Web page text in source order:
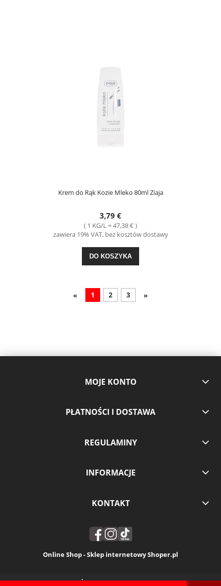
Krem do Rąk Kozie Mleko 80ml Ziaja
3,79 €
( 1 KG/L = 47,38 € )
zawiera 19% VAT, bez kosztów dostawy
DO KOSZYKA
« 1 2 3 »
MOJE KONTO
PŁATNOŚCI I DOSTAWA
REGULAMINY
INFORMACJE
KONTAKT
Online Shop - Sklep internetowy Shoper.pl
POKAŻ PEŁNĄ WERSJĘ STRONY